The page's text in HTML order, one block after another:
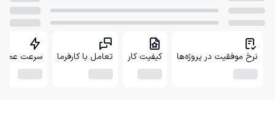
نرخ موفقیت در پروژه‌ها کیفیت کار تعامل با کارفرما سرعت عمل